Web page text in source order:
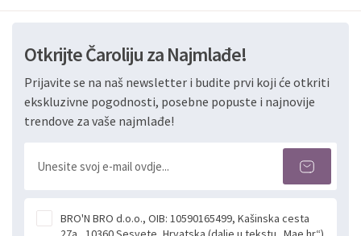
Otkrijte Čaroliju za Najmlađe!
Prijavite se na naš newsletter i budite prvi koji će otkriti
ekskluzivne pogodnosti, posebne popuste i najnovije
trendove za vaše najmlađe!
BRO'N BRO d.o.o., OIB: 10590165499, Kašinska cesta